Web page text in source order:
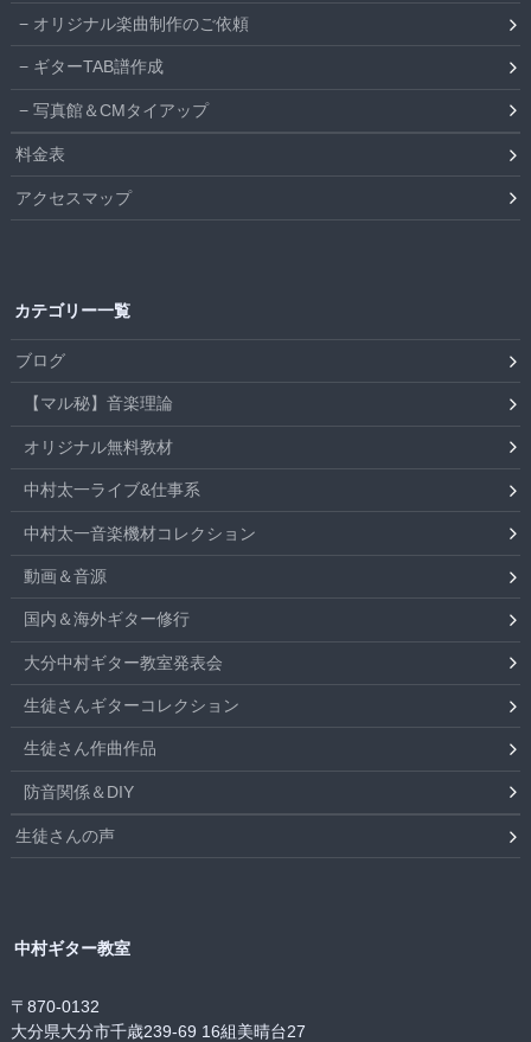
オリジナル楽曲制作のご依頼
ギターTAB譜作成
写真館＆CMタイアップ
料金表
アクセスマップ
カテゴリー一覧
ブログ
【マル秘】音楽理論
オリジナル無料教材
中村太一ライブ&仕事系
中村太一音楽機材コレクション
動画＆音源
国内＆海外ギター修行
大分中村ギター教室発表会
生徒さんギターコレクション
生徒さん作曲作品
防音関係＆DIY
生徒さんの声
中村ギター教室
〒870-0132
大分県大分市千歳239-69 16組美晴台27